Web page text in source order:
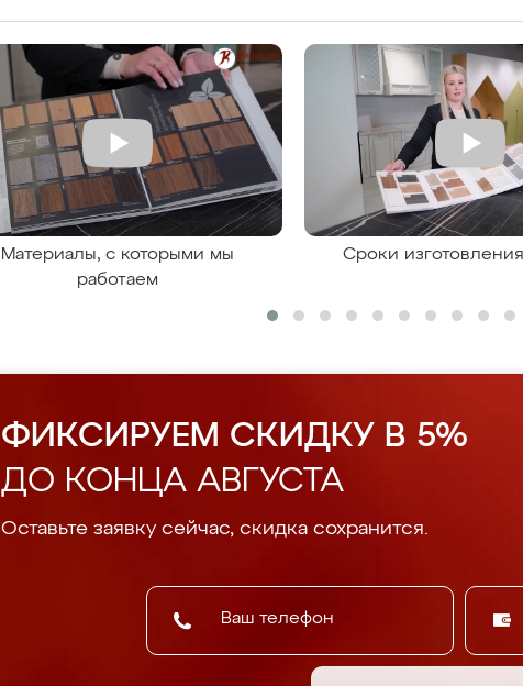
Материалы, с которыми мы
работаем
Сроки
ФИКСИРУЕМ СКИДКУ В 5%
ДО КОНЦА АВГУСТА
Оставьте заявку сейчас, скидка сохранится.